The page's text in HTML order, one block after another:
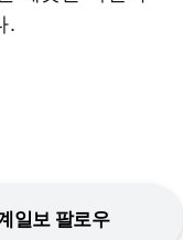
.
일보 팔로우